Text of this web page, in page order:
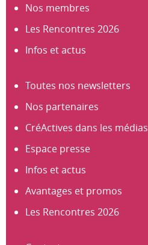
Nos membres
Les Rencontres 2026
Infos et actus
Toutes nos newsletters
Nos partenaires
CréActives dans les médias
Espace presse
Infos et actus
Avantages et promos
Les Rencontres 2026